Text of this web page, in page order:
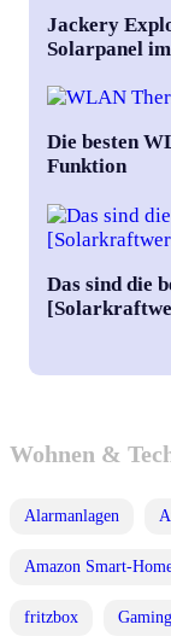
Jackery
Solarpanel
Die besten
Funktion
Das sind die
Wohnen &
Alarmanlagen
Amazon Smart-
fritzbox Gaming